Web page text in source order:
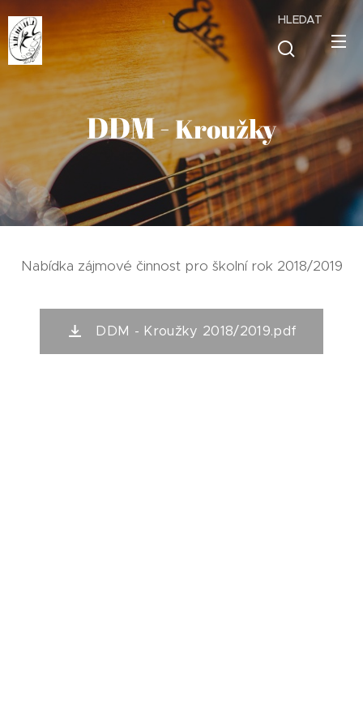
HLEDAT
DDM -Kroužky
Nabídka zájmové činnost pro školní rok 2018/2019
DDM - Kroužky 2018/2019.pdf